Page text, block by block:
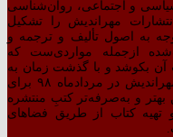
و اجتماعی، روان‌شناسی
مهراندیش را تشکیل
به اصول تألیف و ترجمه و
ازجمله مواردی‌ست که
آن بکوشد و با گذشت زمان به
استاندارهای بالاتری دست پیدا کند.سایت مهراندیش در مردادماه ۹۸ برای
بهتر و به‌صرفه‌تر کتبِ منتشره
کتاب از طریق فضاهای